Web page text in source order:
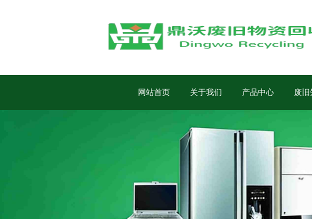
网站首页 关于我们 产品中心 废旧